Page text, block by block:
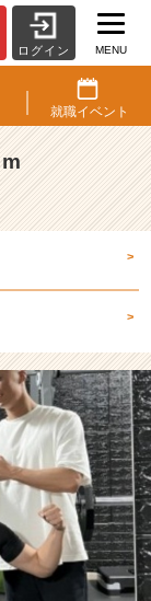
ログイン MENU
就職イベント
>
>